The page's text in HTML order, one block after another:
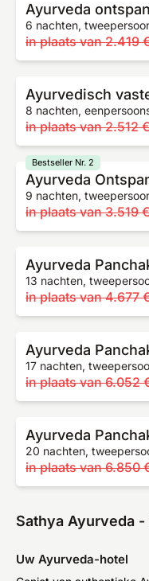
Ayurveda
6 nachten,
in plaats van 2.419
Ayurvedisch
8 nachten,
in plaats van 2.512
Ayurveda
9 nachten,
in plaats van 3.519
Bestseller Nr. 2
Ayurveda
13 nachten,
in plaats van 4.677
Ayurveda
17 nachten,
in plaats van 6.052
Ayurveda
20 nachten,
in plaats van 6.850
Sathya Ayurveda
Uw Ayurveda-hotel